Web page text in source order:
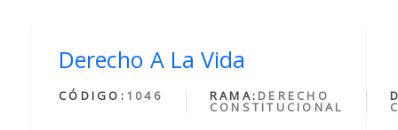
Derecho A La Vida
CÓDIGO: 1046 RAMA: DERECHO
CONSTITUCIONAL